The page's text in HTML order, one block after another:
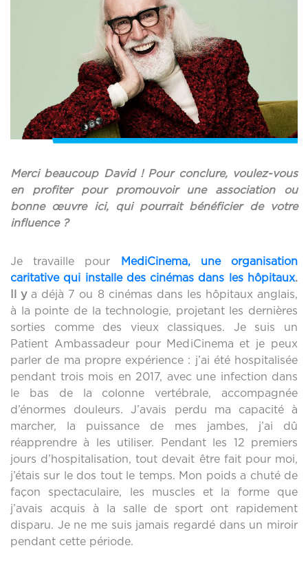
Merci beaucoup David ! Pour conclure, voulez-vous
en profiter pour promouvoir une association ou
bonne œuvre ici, qui pourrait bénéficier de votre
influence ?
Je travaille pour MediCinema, une organisation
caritative qui installe des cinémas dans les hôpitaux.
Il ya déjà 7 ou 8 cinémas dans les hôpitaux anglais,
à la pointe de la technologie, projetant les dernières
sorties comme des vieux classiques. Je suis un
Patient Ambassadeur pour MediCinema et je peux
parler de ma propre expérience : j’ai été hospitalisée
pendant trois mois en 2017, avec une infection dans
le bas de la colonne vertébrale, accompagnée
d’énormes douleurs. J’avais perdu ma capacité à
marcher, la puissance de mes jambes, j’ai dû
réapprendre à les utiliser. Pendant les 12 premiers
jours d’hospitalisation, tout devait être fait pour moi,
j’étais sur le dos tout le temps. Mon poids a chuté de
façon spectaculaire, les muscles et la forme que
j’avais acquis à la salle de sport ont rapidement
disparu. Je ne me suis jamais regardé dans un miroir
pendant cette période.